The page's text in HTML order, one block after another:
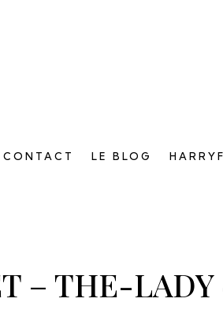
CONTACT LE BLOG
– THE-